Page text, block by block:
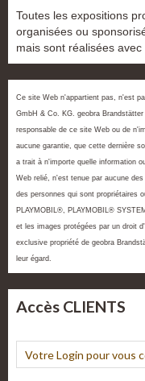
Toutes les expositions
organisées ou
mais sont réalisées
Ce site Web n'appartient pas, n'est
GmbH & Co. KG. geobra
responsable de ce site Web ou de
aucune garantie, que cette dernière
a trait à n'importe quelle information
Web relié, n'est tenue par aucune
des personnes qui sont propriétaires
PLAYMOBIL®, PLAYMOBIL®
et les images protégées par un droit
exclusive propriété de geobra
leur égard.
Accès CLIENTS